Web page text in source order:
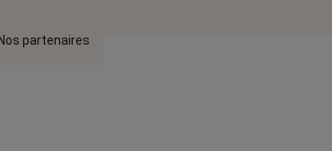
Nos partenaires